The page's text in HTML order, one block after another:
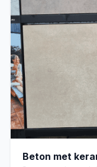
Beton met